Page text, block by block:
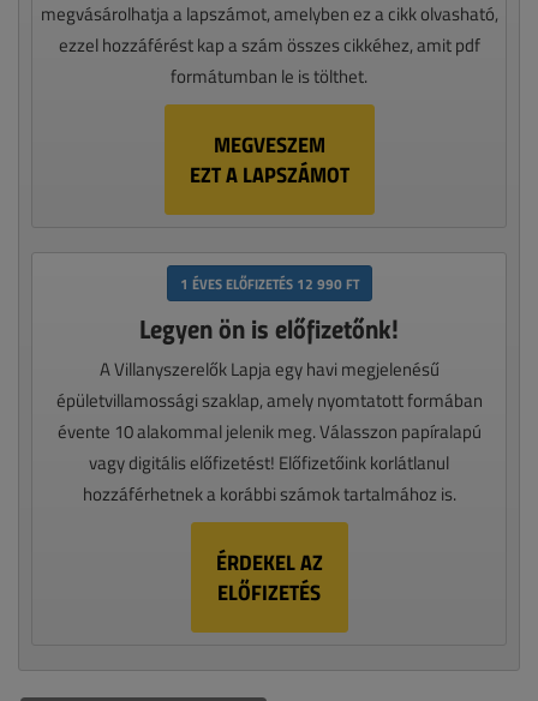
megvásárolhatja a lapszámot, amelyben ez a cikk olvasható,
ezzel hozzáférést kap a szám összes cikkéhez, amit pdf
formátumban le is tölthet.
MEGVESZEM
EZT A LAPSZÁMOT
1 ÉVES ELŐFIZETÉS 12 990 FT
Legyen ön is előfizetőnk!
A Villanyszerelők Lapja egy havi megjelenésű
épületvillamossági szaklap, amely nyomtatott formában
évente 10 alakommal jelenik meg. Válasszon papíralapú
vagy digitális előfizetést! Előfizetőink korlátlanul
hozzáférhetnek a korábbi számok tartalmához is.
ÉRDEKEL AZ
ELŐFIZETÉS